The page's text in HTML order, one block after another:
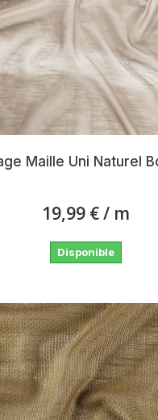
Maille Uni Naturel
19,99 €/ m
Disponible